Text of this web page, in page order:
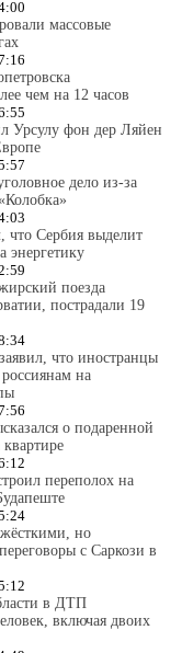
массовые
чем на 12 часов
Урсулу фон дер Ляйен
дело из-за
что Сербия выделит
энергетику
поезда
пострадали 19
что иностранцы
россиянам на
о подаренной
квартире
переполох на
но
с Саркози в
в ДТП
включая двоих